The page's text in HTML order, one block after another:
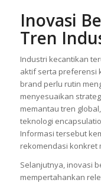
Inovasi
Tren
Industri kecantikan
aktif serta preferensi
brand perlu rutin
menyesuaikan
memantau tren
teknologi
Informasi tersebut
rekomendasi konkret
Selanjutnya, inovasi
mempertahankan